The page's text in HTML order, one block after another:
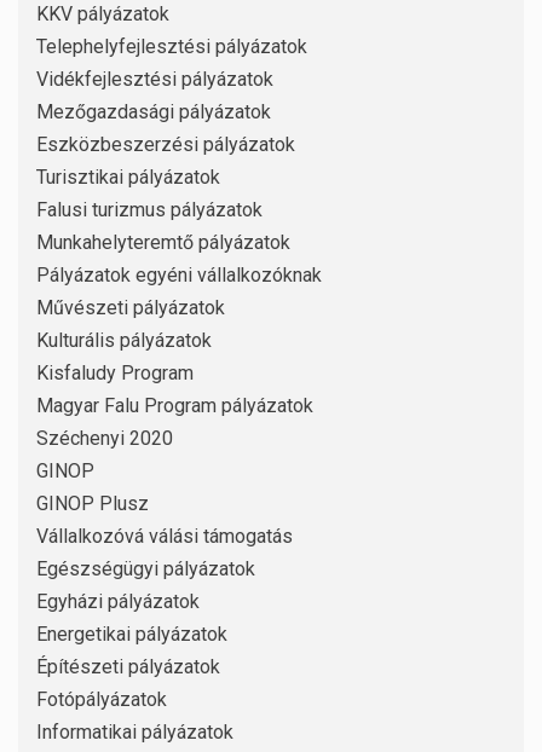
KKV pályázatok
Telephelyfejlesztési pályázatok
Vidékfejlesztési pályázatok
Mezőgazdasági pályázatok
Eszközbeszerzési pályázatok
Turisztikai pályázatok
Falusi turizmus pályázatok
Munkahelyteremtő pályázatok
Pályázatok egyéni vállalkozóknak
Művészeti pályázatok
Kulturális pályázatok
Kisfaludy Program
Magyar Falu Program pályázatok
Széchenyi 2020
GINOP
GINOP Plusz
Vállalkozóvá válási támogatás
Egészségügyi pályázatok
Egyházi pályázatok
Energetikai pályázatok
Építészeti pályázatok
Fotópályázatok
Informatikai pályázatok